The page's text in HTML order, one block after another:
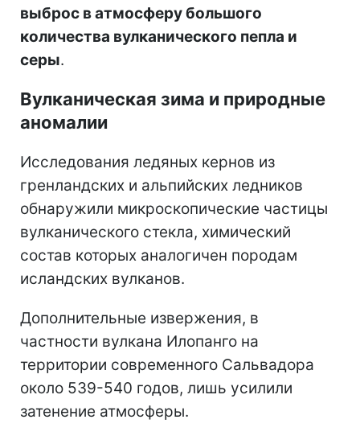
выброс в атмосферу большого
количества вулканического пепла и
серы.
Вулканическая зима и природные
аномалии
Исследования ледяных кернов из
гренландских и альпийских ледников
обнаружили микроскопические частицы
вулканического стекла, химический
состав которых аналогичен породам
исландских вулканов.
Дополнительные извержения, в
частности вулкана Илопанго на
территории современного Сальвадора
около 539-540 годов, лишь усилили
затенение атмосферы.